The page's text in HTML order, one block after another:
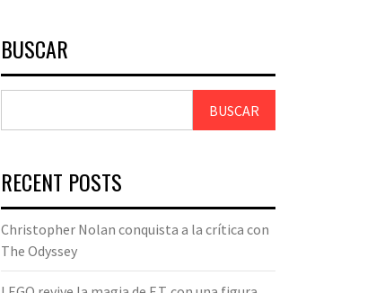
BUSCAR
BUSCAR
RECENT POSTS
Christopher Nolan conquista a la crítica con
The Odyssey